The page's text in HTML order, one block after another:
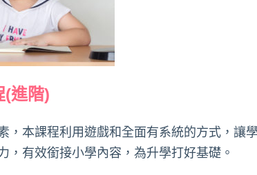
(進階)
，本課程利用遊戲和全面有系統的方式，讓
，有效銜接小學內容，為升學打好基礎。